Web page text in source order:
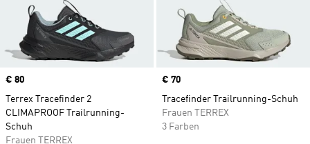
Price
€ 80
Terrex Tracefinder 2
CLIMAPROOF Trailrunning-
Schuh
Frauen TERREX
Price
€ 70
Tracefinder Trailrunning-Schuh
Frauen TERREX
3 Farben